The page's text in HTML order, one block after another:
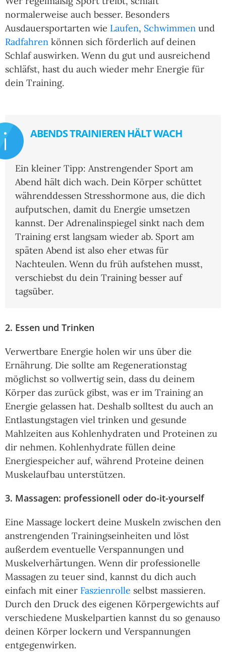
normalerweise auch besser. Besonders
Ausdauersportarten wie Laufen, Schwimmen und
Radfahren können sich förderlich auf deinen
Schlaf auswirken. Wenn du gut und ausreichend
schläfst, hast du auch wieder mehr Energie für
dein Training.
ABENDS TRAINIEREN HÄLT WACH
Ein kleiner Tipp: Anstrengender Sport am
Abend hält dich wach. Dein Körper schüttet
währenddessen Stresshormone aus, die dich
aufputschen, damit du Energie umsetzen
kannst. Der Adrenalinspiegel sinkt nach dem
Training erst langsam wieder ab. Sport am
späten Abend ist also eher etwas für
Nachteulen. Wenn du früh aufstehen musst,
verschiebst du dein Training besser auf
tagsüber.
2. Essen und Trinken
Verwertbare Energie holen wir uns über die
Ernährung. Die sollte am Regenerationstag
möglichst so vollwertig sein, dass du deinem
Körper das zurück gibst, was er im Training an
Energie gelassen hat. Deshalb solltest du auch an
Entlastungstagen viel trinken und gesunde
Mahlzeiten aus Kohlenhydraten und Proteinen zu
dir nehmen. Kohlenhydrate füllen deine
Energiespeicher auf, während Proteine deinen
Muskelaufbau unterstützen.
3. Massagen: professionell oder do-it-yourself
Eine Massage lockert deine Muskeln zwischen den
anstrengenden Trainingseinheiten und löst
außerdem eventuelle Verspannungen und
Muskelverhärtungen. Wenn dir professionelle
Massagen zu teuer sind, kannst du dich auch
einfach mit einer Faszienrolle selbst massieren.
Durch den Druck des eigenen Körpergewichts auf
verschiedene Muskelpartien kannst du so genauso
deinen Körper lockern und Verspannungen
entgegenwirken.